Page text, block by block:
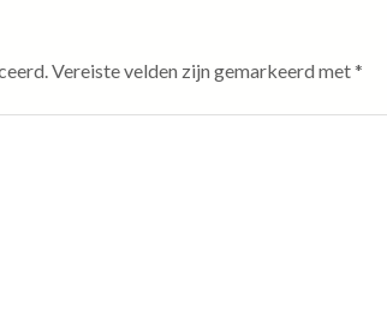
Vereiste velden zijn gemarkeerd met*